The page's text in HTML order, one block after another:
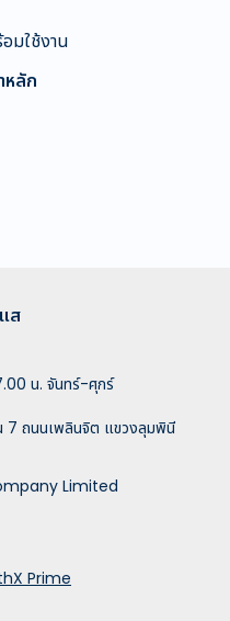
มใช้งาน
หลัก
ส
น. จันทร์-ศุกร์
7 ถนนเพลินจิต แขวงลุมพินี
Limited
Prime